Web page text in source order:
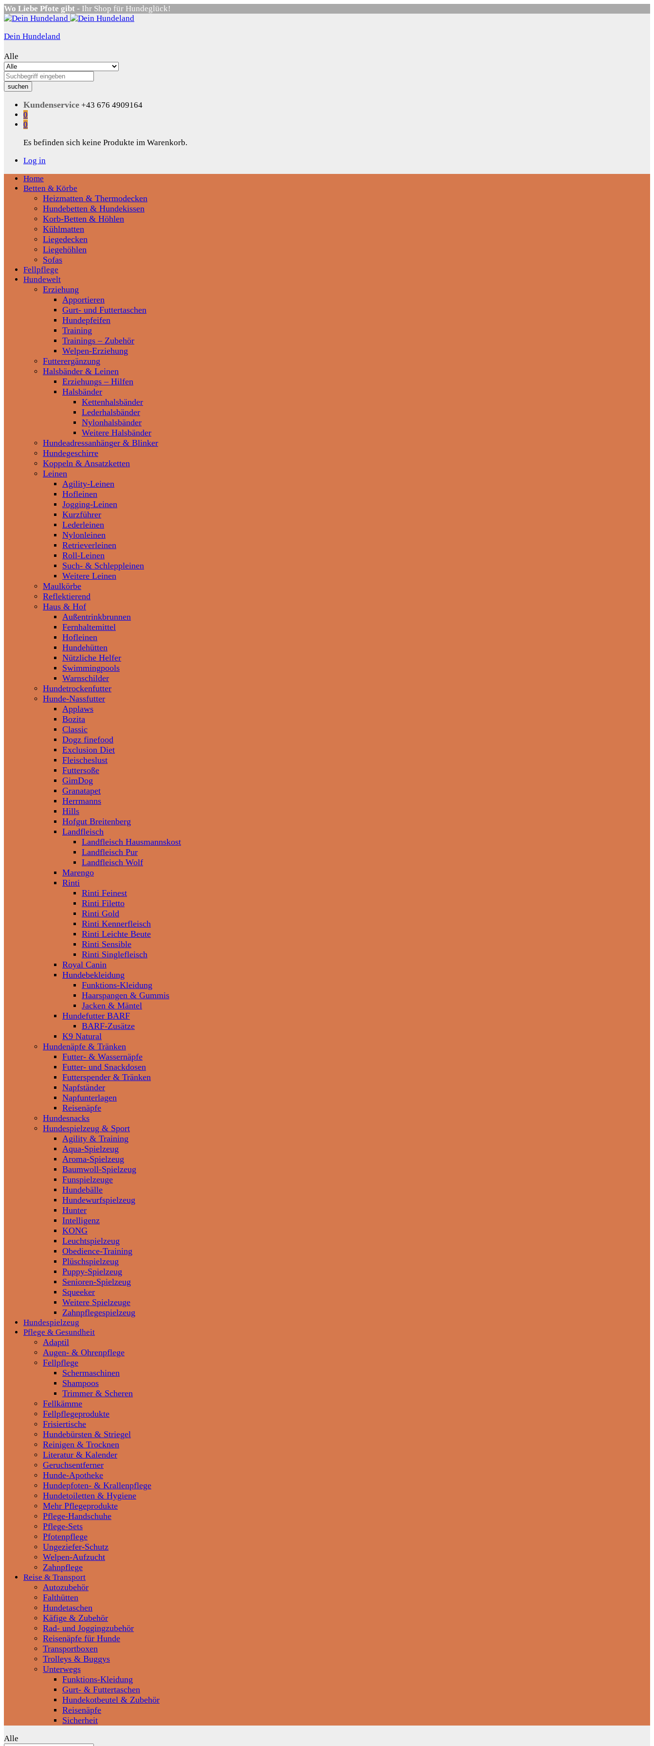
Wo Liebe Pfote gibt - Ihr Shop für Hundeglück!
Dein Hundeland
Alle
suchen
Kundenservice +43 676 4909164
0
0
Es befinden sich keine Produkte im Warenkorb.
Log in
Home
Betten & Körbe
Heizmatten & Thermodecken
Hundebetten & Hundekissen
Korb-Betten & Höhlen
Kühlmatten
Liegedecken
Liegehöhlen
Sofas
Fellpflege
Hundewelt
Erziehung
Apportieren
Gurt- und Futtertaschen
Hundepfeifen
Training
Trainings – Zubehör
Welpen-Erziehung
Futterergänzung
Halsbänder & Leinen
Erziehungs – Hilfen
Halsbänder
Kettenhalsbänder
Lederhalsbänder
Nylonhalsbänder
Weitere Halsbänder
Hundeadressanhänger & Blinker
Hundegeschirre
Koppeln & Ansatzketten
Leinen
Agility-Leinen
Hofleinen
Jogging-Leinen
Kurzführer
Lederleinen
Nylonleinen
Retrieverleinen
Roll-Leinen
Such- & Schleppleinen
Weitere Leinen
Maulkörbe
Reflektierend
Haus & Hof
Außentrinkbrunnen
Fernhaltemittel
Hofleinen
Hundehütten
Nützliche Helfer
Swimmingpools
Warnschilder
Hundetrockenfutter
Hunde-Nassfutter
Applaws
Bozita
Classic
Dogz finefood
Exclusion Diet
Fleischeslust
Futtersoße
GimDog
Granatapet
Herrmanns
Hills
Hofgut Breitenberg
Landfleisch
Landfleisch Hausmannskost
Landfleisch Pur
Landfleisch Wolf
Marengo
Rinti
Rinti Feinest
Rinti Filetto
Rinti Gold
Rinti Kennerfleisch
Rinti Leichte Beute
Rinti Sensible
Rinti Singlefleisch
Royal Canin
Hundebekleidung
Funktions-Kleidung
Haarspangen & Gummis
Jacken & Mäntel
Hundefutter BARF
BARF-Zusätze
K9 Natural
Hundenäpfe & Tränken
Futter- & Wassernäpfe
Futter- und Snackdosen
Futterspender & Tränken
Napfständer
Napfunterlagen
Reisenäpfe
Hundesnacks
Hundespielzeug & Sport
Agility & Training
Aqua-Spielzeug
Aroma-Spielzeug
Baumwoll-Spielzeug
Funspielzeuge
Hundebälle
Hundewurfspielzeug
Hunter
Intelligenz
KONG
Leuchtspielzeug
Obedience-Training
Plüschspielzeug
Puppy-Spielzeug
Senioren-Spielzeug
Squeeker
Weitere Spielzeuge
Zahnpflegespielzeug
Hundespielzeug
Pflege & Gesundheit
Adaptil
Augen- & Ohrenpflege
Fellpflege
Schermaschinen
Shampoos
Trimmer & Scheren
Fellkämme
Fellpflegeprodukte
Frisiertische
Hundebürsten & Striegel
Reinigen & Trocknen
Literatur & Kalender
Geruchsentferner
Hunde-Apotheke
Hundepfoten- & Krallenpflege
Hundetoiletten & Hygiene
Mehr Pflegeprodukte
Pflege-Handschuhe
Pflege-Sets
Pfotenpflege
Ungeziefer-Schutz
Welpen-Aufzucht
Zahnpflege
Reise & Transport
Autozubehör
Falthütten
Hundetaschen
Käfige & Zubehör
Rad- und Joggingzubehör
Reisenäpfe für Hunde
Transportboxen
Trolleys & Buggys
Unterwegs
Funktions-Kleidung
Gurt- & Futtertaschen
Hundekotbeutel & Zubehör
Reisenäpfe
Sicherheit
Alle